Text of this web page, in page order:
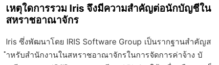
เหตุใดการรวม Iris จึงมีความสำคัญต่อนักบัญชีใน
สหราชอาณาจักร
Iris ซึ่งพัฒนาโดย IRIS Software Group เป็นรากฐานสำคัญส
ำหรับสำนักงานในสหราชอาณาจักรในการจัดการค่าจ้าง บั